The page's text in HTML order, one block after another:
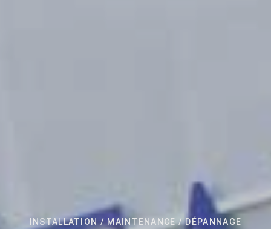
INSTALLATION / MAINTENANCE / DÉPANNAGE